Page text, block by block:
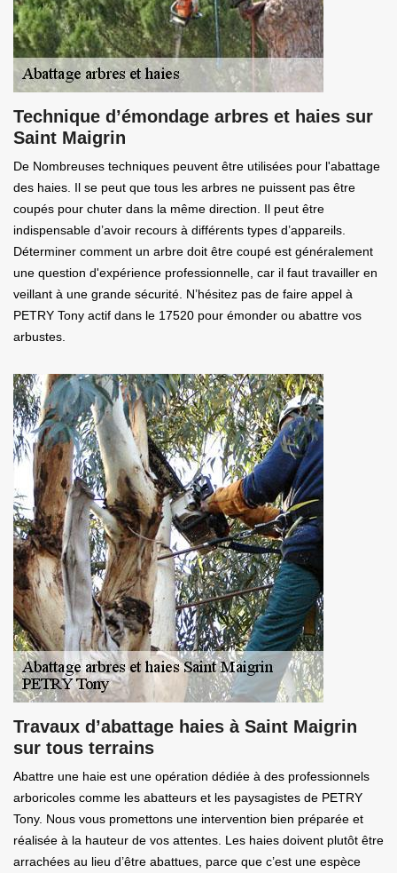
Technique d’émondage arbres et haies sur
Saint Maigrin
De Nombreuses techniques peuvent être utilisées pour l'abattage
des haies. Il se peut que tous les arbres ne puissent pas être
coupés pour chuter dans la même direction. Il peut être
indispensable d’avoir recours à différents types d’appareils.
Déterminer comment un arbre doit être coupé est généralement
une question d'expérience professionnelle, car il faut travailler en
veillant à une grande sécurité. N’hésitez pas de faire appel à
PETRY Tony actif dans le 17520 pour émonder ou abattre vos
arbustes.
Travaux d’abattage haies à Saint Maigrin
sur tous terrains
Abattre une haie est une opération dédiée à des professionnels
arboricoles comme les abatteurs et les paysagistes de PETRY
Tony. Nous vous promettons une intervention bien préparée et
réalisée à la hauteur de vos attentes. Les haies doivent plutôt être
arrachées au lieu d’être abattues, parce que c’est une espèce